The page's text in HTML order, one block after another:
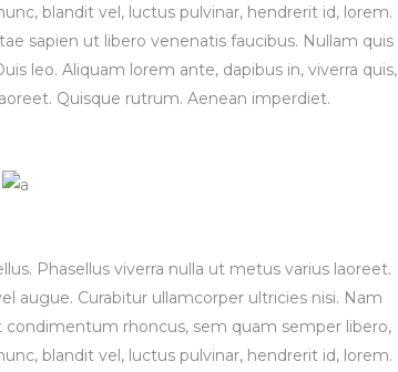
blandit vel, luctus pulvinar, hendrerit id, lorem.
sapien ut libero venenatis faucibus. Nullam quis
leo. Aliquam lorem ante, dapibus in, viverra quis,
Quisque rutrum. Aenean imperdiet.
Phasellus viverra nulla ut metus varius laoreet.
augue. Curabitur ullamcorper ultricies nisi. Nam
rhoncus, sem quam semper libero,
blandit vel, luctus pulvinar, hendrerit id, lorem.